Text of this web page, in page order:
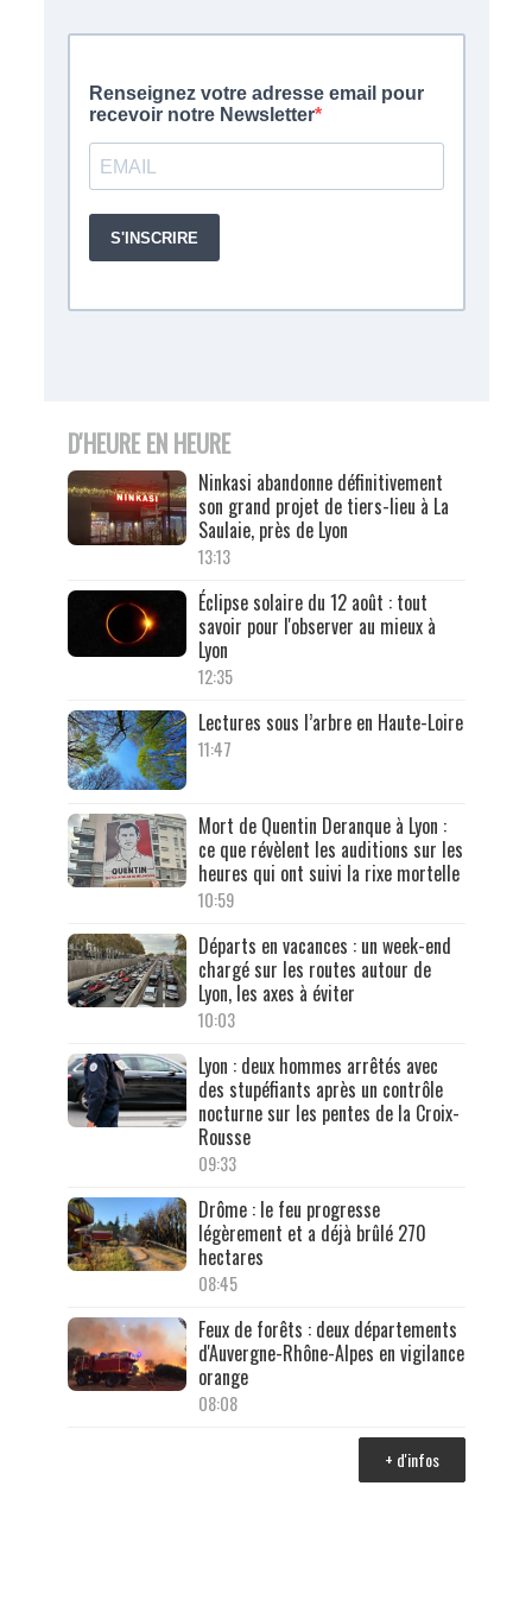
D'HEURE EN HEURE
Ninkasi abandonne définitivement
son grand projet de tiers-lieu à La
Saulaie, près de Lyon
13:13
Éclipse solaire du 12 août : tout
savoir pour l'observer au mieux à
Lyon
12:35
Lectures sous l’arbre en Haute-Loire
11:47
Mort de Quentin Deranque à Lyon :
ce que révèlent les auditions sur les
heures qui ont suivi la rixe mortelle
10:59
Départs en vacances : un week-end
chargé sur les routes autour de
Lyon, les axes à éviter
10:03
Lyon : deux hommes arrêtés avec
des stupéfiants après un contrôle
nocturne sur les pentes de la Croix-
Rousse
09:33
Drôme : le feu progresse
légèrement et a déjà brûlé 270
hectares
08:45
Feux de forêts : deux départements
d'Auvergne-Rhône-Alpes en vigilance
orange
08:08
+ d'infos